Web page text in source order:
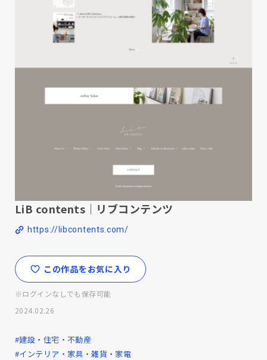
LiB contents｜リブコンテンツ
https://libcontents.com/
この作品をお気に入り
※ログインなしでも保存可能
2024.02.26
#建設・住宅・不動産
#インテリア・家具・雑貨・家電